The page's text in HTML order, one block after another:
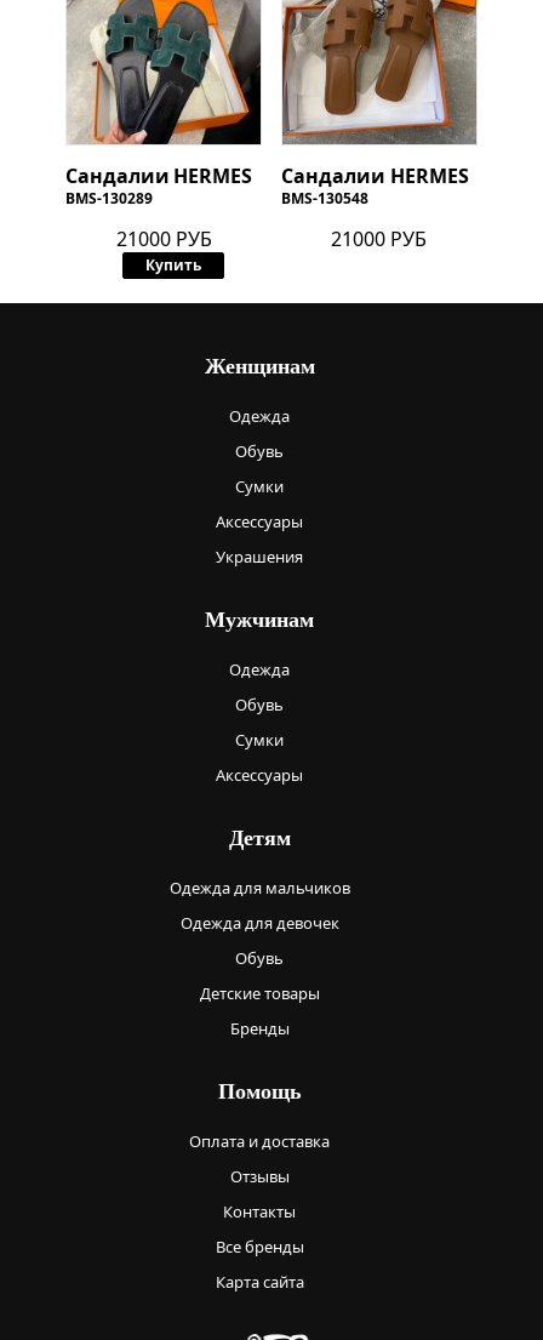
Сандалии HERMES
BMS-130289
21000 РУБ
Купить
Сандалии HERMES
BMS-130548
21000 РУБ
Женщинам
Одежда
Обувь
Сумки
Аксессуары
Украшения
Мужчинам
Одежда
Обувь
Сумки
Аксессуары
Детям
Одежда для мальчиков
Одежда для девочек
Обувь
Детские товары
Бренды
Помощь
Оплата и доставка
Отзывы
Контакты
Все бренды
Карта сайта